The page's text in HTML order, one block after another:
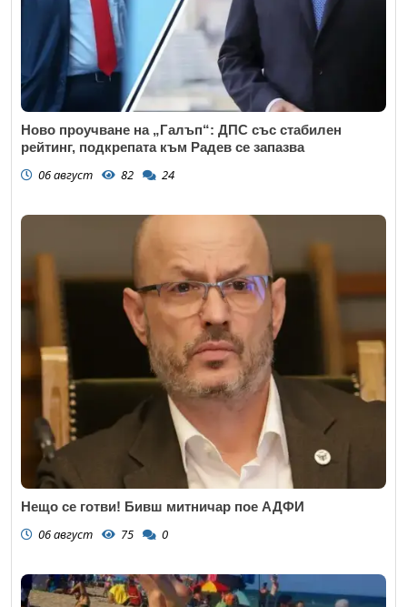
Ново проучване на „Галъп“: ДПС със стабилен
рейтинг, подкрепата към Радев се запазва
06 август 82 24
Нещо се готви! Бивш митничар пое АДФИ
06 август 75 0